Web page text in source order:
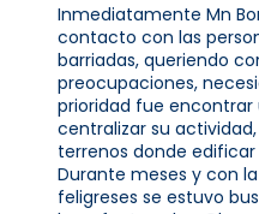
Inmediatamente Mn
contacto con las
barriadas, queriendo
preocupaciones,
prioridad fue
centralizar su
terrenos donde edificar
Durante meses y con
feligreses se estuvo